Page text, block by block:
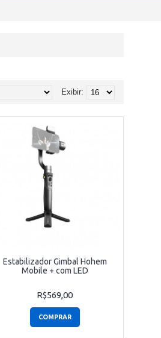
Exibir:
Estabilizador Gimbal Hohem
Mobile + com LED
R$569,00
COMPRAR